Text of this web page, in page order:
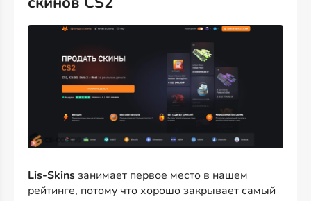
Lis-Skinsзанимает первое место в нашем
рейтинге, потому что хорошо закрывает самый